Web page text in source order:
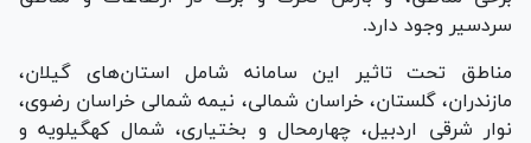
سردسیر وجود دارد.
مناطق تحت تاثیر این سامانه شامل استان‌های گیلان،
مازندران، گلستان، خراسان شمالی، نیمه شمالی خراسان رضوی،
نوار شرقی اردبیل، چهارمحال و بختیاری، شمال کهگیلویه و